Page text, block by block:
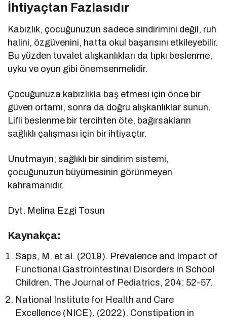
İhtiyaçtan Fazlasıdır
Kabızlık, çocuğunuzun sadece sindirimini değil, ruh
halini, özgüvenini, hatta okul başarısını etkileyebilir.
Bu yüzden tuvalet alışkanlıkları da tıpkı beslenme,
uyku ve oyun gibi önemsenmelidir.
Çocuğunuza kabızlıkla baş etmesi için önce bir
güven ortamı, sonra da doğru alışkanlıklar sunun.
Lifli beslenme bir tercihten öte, bağırsakların
sağlıklı çalışması için bir ihtiyaçtır.
Unutmayın; sağlıklı bir sindirim sistemi,
çocuğunuzun büyümesinin görünmeyen
kahramanıdır.
Dyt. Melina Ezgi Tosun
Kaynakça:
Saps, M. et al. (2019). Prevalence and Impact of
Functional Gastrointestinal Disorders in School
Children. The Journal of Pediatrics, 204: 52-57.
National Institute for Health and Care
Excellence (NICE). (2022). Constipation in